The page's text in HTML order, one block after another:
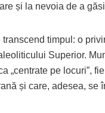
și la nevoia de a
timpul: o
Superior.
pe locuri”,
și care, adesea, se